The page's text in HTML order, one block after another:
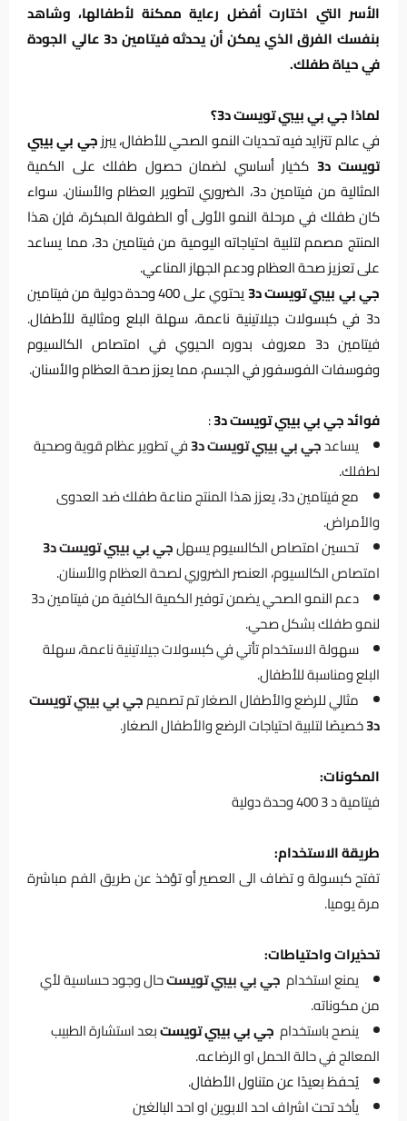
الأسر التي اختارت أفضل رعاية ممكنة لأطفالها، وشاهد
بنفسك الفرق الذي يمكن أن يحدثه فيتامين د3 عالي الجودة
في حياة طفلك.
لماذا جي بي بيبي تويست د3؟
في عالم تتزايد فيه تحديات النمو الصحي للأطفال، يبرزجي بي بيبي
تويست د3 كخيار أساسي لضمان حصول طفلك على الكمية
المثالية من فيتامين د3، الضروري لتطوير العظام والأسنان. سواء
كان طفلك في مرحلة النمو الأولى أو الطفولة المبكرة، فإن هذا
المنتج مصمم لتلبية احتياجاته اليومية من فيتامين د3، مما يساعد
على تعزيز صحة العظام ودعم الجهاز المناعي.
جي بي بيبي تويست د3
يحتوي على 400 وحدة دولية من فيتامين
د3 في كبسولات جيلاتينية ناعمة، سهلة البلع ومثالية للأطفال.
فيتامين د3 معروف بدوره الحيوي في امتصاص الكالسيوم
وفوسفات الفوسفور في الجسم، مما يعزز صحة العظام والأسنان.
فوائد جي بي بيبي تويست د3 :
يساعدجي بي بيبي تويست د3 في تطوير عظام قوية وصحية
لطفلك.
مع فيتامين د3، يعزز هذا المنتج مناعة طفلك ضد العدوى
والأمراض.
تحسين امتصاص الكالسيوم يسهلجي بي بيبي تويست د3
امتصاص الكالسيوم، العنصر الضروري لصحة العظام والأسنان.
دعم النمو الصحي يضمن توفير الكمية الكافية من فيتامين د3
لنمو طفلك بشكل صحي.
سهولة الاستخدام تأتي في كبسولات جيلاتينية ناعمة، سهلة
البلع ومناسبة للأطفال.
مثالي للرضع والأطفال الصغار تم تصميمجي بي بيبي تويست
د3 خصيصًا لتلبية احتياجات الرضع والأطفال الصغار.
المكونات:
فيتامية د 3 400 وحدة دولية
طريقة الاستخدام:
تفتح كبسولة و تضاف الى العصير أو تؤخذ عن طريق الفم مباشرة
مرة يوميا.
تحذيرات واحتياطات:
يمنع استخدام جي بي بيبي تويستحال وجود حساسية لأي
من مكوناته.
ينصح باستخدام جي بي بيبي تويستبعد استشارة الطبيب
المعالج في حالة الحمل او الرضاعه.
يُحفظ بعيدًا عن متناول الأطفال.
يأخد تحت اشراف احد الابوين او احد البالغين